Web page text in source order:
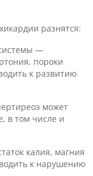
разнятся:
—
пороки
к развитию
может
в том числе и
калия, магния
к нарушению